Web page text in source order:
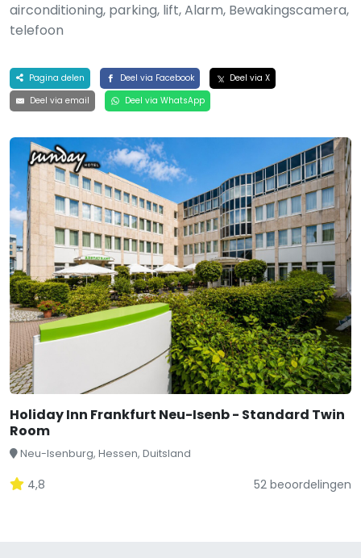
airconditioning, parking, lift, Alarm, Bewakingscamera,
telefoon
Pagina delen Deel via Facebook
Deel via X
Deel via email
Deel via WhatsApp
Holiday Inn Frankfurt Neu-Isenb - Standard Twin
Room
Neu-Isenburg, Hessen, Duitsland
4,8 52 beoordelingen